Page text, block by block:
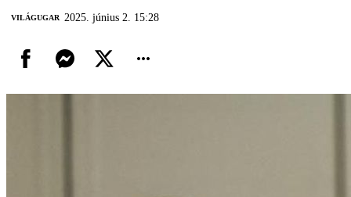
VILÁGUGAR 2025. június 2. 15:28